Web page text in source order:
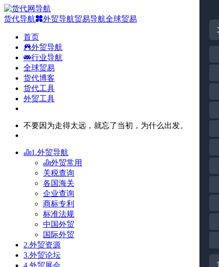
货代导航 外贸导航贸易导航全球贸易
首页
外贸导航
行业导航
全球贸易
货代博客
货代工具
外贸工具
不要因为走得太远，就忘了当初，为什么出发。
1.外贸导航
外贸常用
关税查询
各国海关
企业查询
商标专利
标准法规
中国外贸
国际外贸
2.外贸资源
3.外贸论坛
4.外贸展会